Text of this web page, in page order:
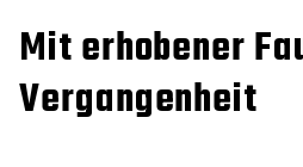
Mit erhobener
Vergangenheit